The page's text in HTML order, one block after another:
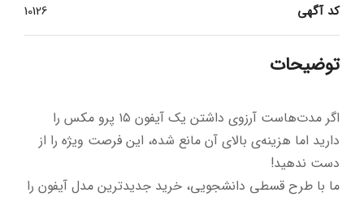
کد آگهی 10126
توضیحات
اگر مدت‌هاست آرزوی داشتن یک آیفون ۱۵ پرو مکس را
دارید اما هزینه‌ی بالای آن مانع شده، این فرصت ویژه را از
دست ندهید!
ما با طرح قسطی دانشجویی، خرید جدیدترین مدل آیفون را